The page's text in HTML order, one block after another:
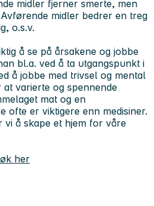
midler fjerner smerte, men
midler bedrer en treg
o.s.v.
å se på årsakene og jobbe
bl.a. ved å ta utgangspunkt i
å jobbe med trivsel og mental
varierte og spennende
mat og en
ofte er viktigere enn medisiner.
vi å skape et hjem for våre
her